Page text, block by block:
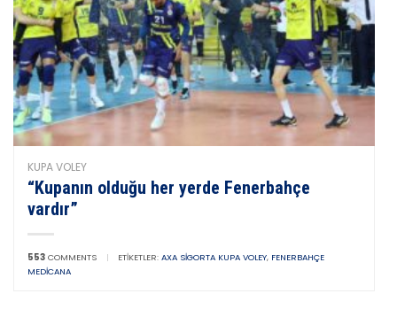
KUPA VOLEY
“Kupanın olduğu her yerde Fenerbahçe
vardır”
553 COMMENTS | ETIKETLER: AXA SIGORTA KUPA VOLEY, FENERBAHÇE
MEDICANA